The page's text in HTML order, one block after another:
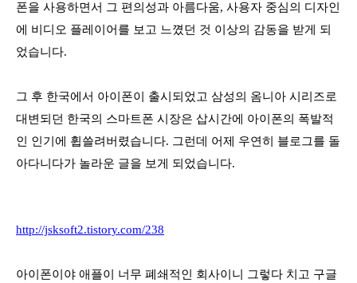
폰을 사용하면서 그 편의성과 아름다움, 사용자 중심의 디자인
에 비디오 플레이어를 보고 느꼈던 것 이상의 감동을 받게 되
었습니다.
그 후 한국에서 아이폰이 출시되었고 삼성의 옴니아 시리즈로
대변되던 한국의 스마트폰 시장은 삽시간에 아이폰의 폭발적
인 인기에 휩쓸려버렸습니다. 그런데 어제 우연히 블로그를 돌
아다니다가 놀라운 글을 보게 되었습니다.
http://jsksoft2.tistory.com/238
아이폰이야 애플이 너무 폐쇄적인 회사이니 그렇다 치고 구글